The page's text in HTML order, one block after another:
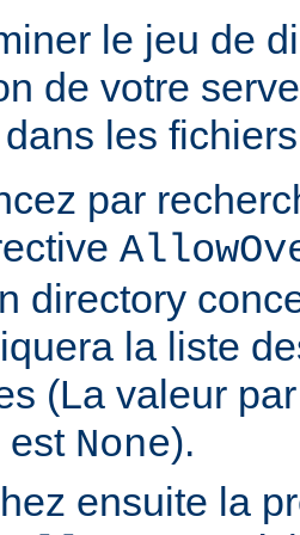
le jeu de
de votre
les
par
directory
la liste
(La valeur
est None).
ensuite la